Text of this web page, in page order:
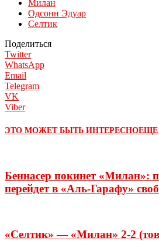
Милан
Одсонн Эдуар
Селтик
Поделиться
Twitter
WhatsApp
Email
Telegram
VK
Viber
ЭТО МОЖЕТ БЫТЬ ИНТЕРЕСНОЕЩЕ
Беннасер покинет «Милан»:
перейдет в «Аль-Гарафу»
«Селтик» — «Милан» 2-2